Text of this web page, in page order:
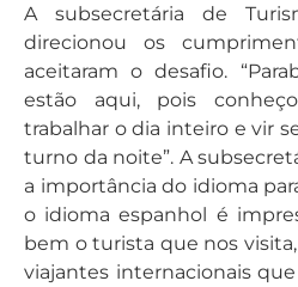
A subsecretária de
direcionou os
aceitaram o desafio.
estão aqui, pois
trabalhar o dia inteiro e vir
turno da noite”. A
a importância do idioma
o idioma espanhol é
bem o turista que nos
viajantes internacionais